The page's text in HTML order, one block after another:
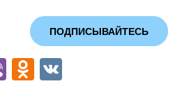
ПОДПИСЫВАЙТЕСЬ
Vi
b
O
d